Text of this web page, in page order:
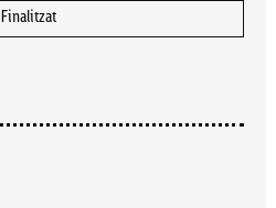
Finalitzat